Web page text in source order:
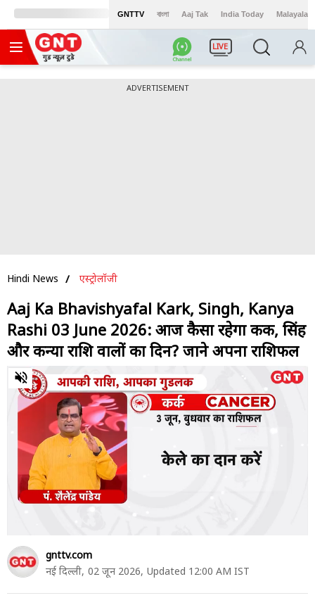
GNTTV বাংলা Aaj Tak India Today Malayalam
LIVE
ADVERTISEMENT
Hindi News एस्ट्रोलॉजी
Aaj Ka Bhavishyafal Kark, Singh, Kanya
Rashi 03 June 2026: आज कैसा रहेगा कर्क, सिंह
और कन्या राशि वालों का दिन? जाने अपना राशिफल
0
of
minutes,
32
gnttv.com
नई दिल्ली, 02 जून 2026, Updated 12:00 AM IST